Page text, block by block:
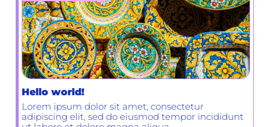
Hello world!
Lorem ipsum dolor sit amet, consectetur
adipiscing elit, sed do eiusmod tempor incididunt